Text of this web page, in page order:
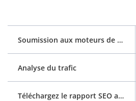
Soumission aux moteurs de recherche
Analyse du trafic
Téléchargez le rapport SEO au format PDF